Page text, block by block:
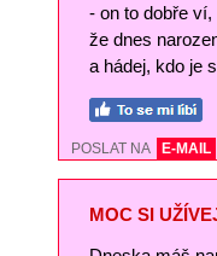
- on to dobře ví,
že dnes
a hádej, kdo je
POSLAT NA E-MAIL
MOC SI